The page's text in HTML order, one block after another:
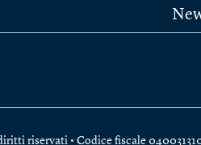
riservati • Codice fiscale